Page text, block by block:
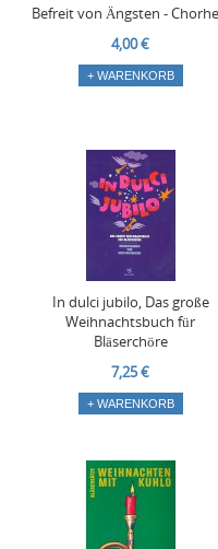
Befreit von Ängsten -
4,00 €
+ WARENKORB
In dulci jubilo, Das große
Weihnachtsbuch für
Bläserchöre
7,25 €
+ WARENKORB